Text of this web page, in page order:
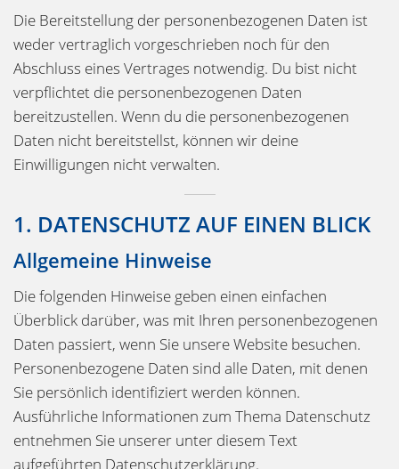
Die Bereitstellung der personenbezogenen Daten ist
weder vertraglich vorgeschrieben noch für den
Abschluss eines Vertrages notwendig. Du bist nicht
verpflichtet die personenbezogenen Daten
bereitzustellen. Wenn du die personenbezogenen
Daten nicht bereitstellst, können wir deine
Einwilligungen nicht verwalten.
1. DATENSCHUTZ AUF EINEN BLICK
Allgemeine Hinweise
Die folgenden Hinweise geben einen einfachen
Überblick darüber, was mit Ihren personenbezogenen
Daten passiert, wenn Sie unsere Website besuchen.
Personenbezogene Daten sind alle Daten, mit denen
Sie persönlich identifiziert werden können.
Ausführliche Informationen zum Thema Datenschutz
entnehmen Sie unserer unter diesem Text
aufgeführten Datenschutzerklärung.